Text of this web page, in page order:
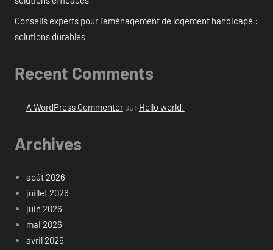
Conseils experts pour l’aménagement de logement handicapé :
solutions durables
Recent Comments
A WordPress Commentersur Hello world!
Archives
août 2026
juillet 2026
juin 2026
mai 2026
avril 2026